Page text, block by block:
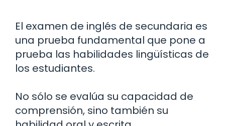
El examen de inglés de secundaria es
una prueba fundamental que pone a
prueba las habilidades lingüísticas de
los estudiantes.
No sólo se evalúa su capacidad de
comprensión, sino también su